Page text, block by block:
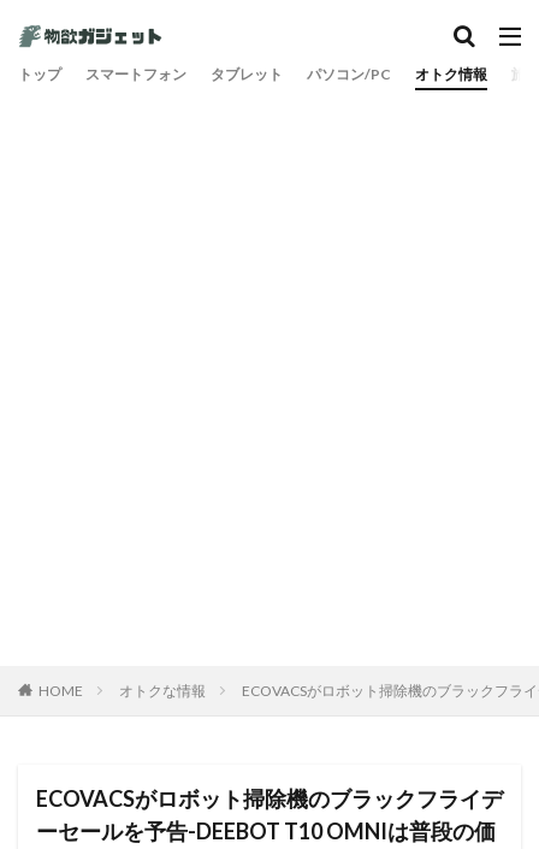
トップ スマートフォン タブレット パソコン/PC オトク情報 旅
HOME オトクな情報 ECOVACSがロボット掃除機のブラックフラ
ECOVACSがロボット掃除機のブラックフライデ
ーセールを予告-DEEBOT T10 OMNIは普段の価